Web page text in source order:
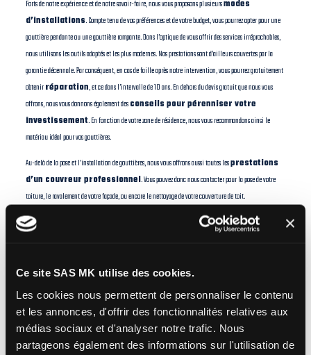
Ce site SAS MK utilise des cookies.
Les cookies nous permettent de personnaliser le contenu
et les annonces, d'offrir des fonctionnalités relatives aux
médias sociaux et d'analyser notre trafic. Nous
partageons également des informations sur l'utilisation de
Forts de notre expérience et de notre savoir-faire, nous vous proposons plusieursmodes
d’installations. Compte tenu de vos préférences et de votre budget, vous pourrez opter pour une
gouttière pendante ou une gouttière rampante. Dans l’optique de vous offrir des services irréprochables,
nous utilisons les outils adaptés et les plus modernes. Nos prestations sont d’ailleurs couvertes par la
garantie décennale. Par conséquent, en cas de faille après notre intervention, vous pourrez gratuitement
obtenirréparation, et ce dans l’intervalle de 10 ans. En dehors du devis gratuit que nous vous
offrons, nous vous donnons également desconseils pour pérenniser votre
investissement. En fonction de votre zone de résidence, nous vous recommandons ainsi le
matériau idéal pour vos gouttières.
Au-delà de la pose et l’installation de gouttières, nous vous offrons aussi toutes lesprestations
d’un couvreur professionnel. Vous pouvez donc nous contacter pour la pose de votre
toiture, le ravalement de votre façade, ou encore le nettoyage de votre couverture de toit.